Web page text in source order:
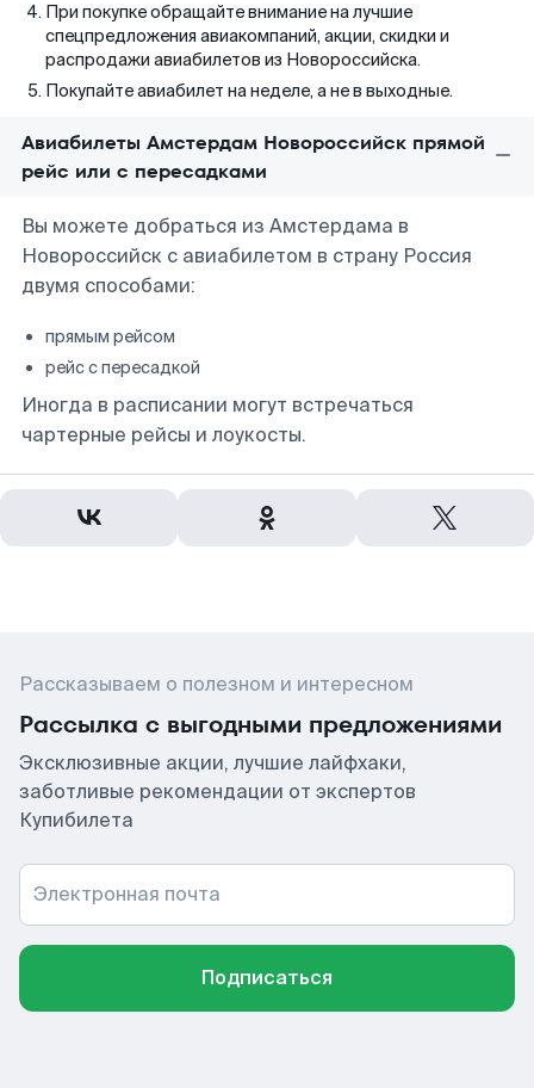
При покупке обращайте внимание на лучшие
спецпредложения авиакомпаний, акции, скидки и
распродажи авиабилетов из Новороссийска.
Покупайте авиабилет на неделе, а не в выходные.
Авиабилеты Амстердам Новороссийск прямой
рейс или с пересадками
Вы можете добраться из Амстердама в
Новороссийск с авиабилетом в страну Россия
двумя способами:
прямым рейсом
рейс с пересадкой
Иногда в расписании могут встречаться
чартерные рейсы и лоукосты.
Рассказываем о полезном и интересном
Рассылка с выгодными предложениями
Эксклюзивные акции, лучшие лайфхаки,
заботливые рекомендации от экспертов
Купибилета
Электронная почта
Подписаться